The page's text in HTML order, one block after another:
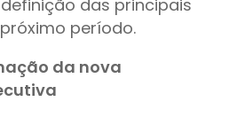
das principais
período.
da nova